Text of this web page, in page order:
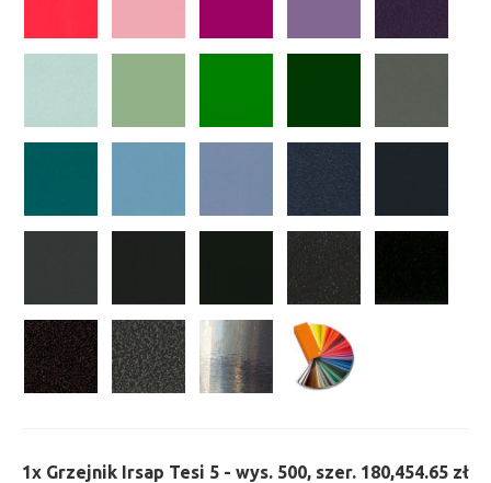
1x Grzejnik Irsap Tesi 5 - wys. 500, szer. 180,454.65 zł